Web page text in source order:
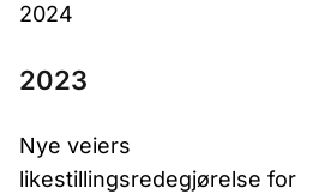
2024
2023
Nye veiers
likestillingsredegjørelse for